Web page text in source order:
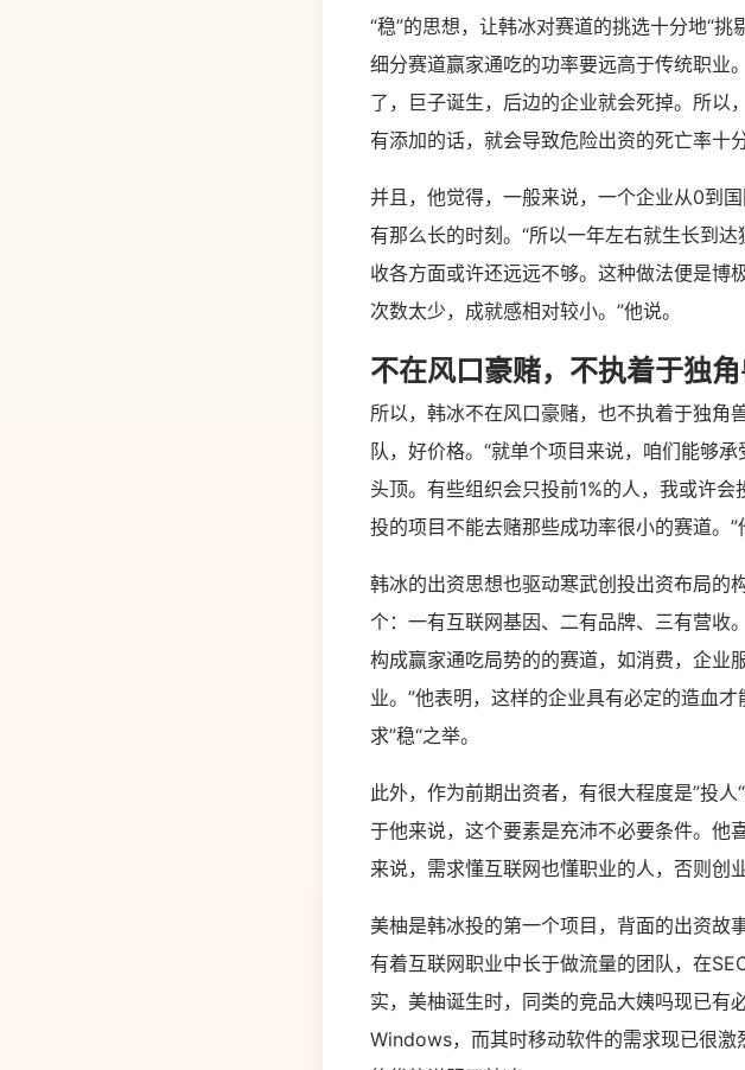
“稳”的思想，让韩冰对赛道的挑选十分地“挑
细分赛道赢家通吃的功率要远高于传统职业
了，巨子诞生，后边的企业就会死掉。所以
有添加的话，就会导致危险出资的死亡率十分
并且，他觉得，一般来说，一个企业从0到
有那么长的时刻。“所以一年左右就生长到
收各方面或许还远远不够。这种做法便是博
次数太少，成就感相对较小。”他说。
不在风口豪赌，不执着于独
所以，韩冰不在风口豪赌，也不执着于独角
队，好价格。“就单个项目来说，咱们能够
头顶。有些组织会只投前1%的人，我或许
投的项目不能去赌那些成功率很小的赛道。”
韩冰的出资思想也驱动寒武创投出资布局的
个：一有互联网基因、二有品牌、三有营收
构成赢家通吃局势的的赛道，如消费，企业
业。”他表明，这样的企业具有必定的造血
求”稳“之举。
此外，作为前期出资者，有很大程度是”投
于他来说，这个要素是充沛不必要条件。他
来说，需求懂互联网也懂职业的人，否则创
美柚是韩冰投的第一个项目，背面的出资故
有着互联网职业中长于做流量的团队，在
实，美柚诞生时，同类的竞品大姨吗现已有
Windows，而其时移动软件的需求现已很